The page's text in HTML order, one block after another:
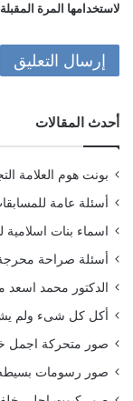
لاستخدامها المرة
أحدث المقالات
بونت هوم العلامة
أسئلة عامة للمسابقات
اسماء بنات اسلامية
أسئلة صراحة محرجة
الدكتور محمد
أكل كل شىء ولم
صور متحركة اجمل
صور رسومات بسيطه